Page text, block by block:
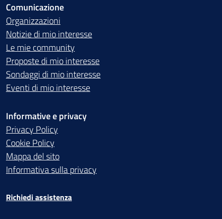
Comunicazione
Organizzazioni
Notizie di mio interesse
Le mie community
Proposte di mio interesse
Sondaggi di mio interesse
Eventi di mio interesse
Informative e privacy
Privacy Policy
Cookie Policy
Mappa del sito
Informativa sulla privacy
Richiedi assistenza